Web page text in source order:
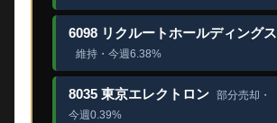
6098 リクルートホールディングス
維持・今週6.38%
8035 東京エレクトロン 部分売却・
今週0.39%